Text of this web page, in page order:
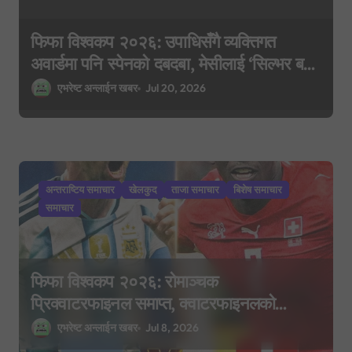
फिफा विश्वकप २०२६: उपाधिसँगै व्यक्तिगत
अवार्डमा पनि स्पेनको दबदबा, मेसीलाई ‘सिल्भर बल’
र एम्बाप्पेलाई ‘गोल्डेन बुट’
एभरेष्ट अन्लाईन खबर Jul 20, 2026
अन्तराष्टिय समाचार खेलकुद ताजा समाचार
बिशेष समाचार
समाचार
फिफा विश्वकप २०२६: रोमाञ्चक
प्रिक्वाटरफाइनल समाप्त, क्वाटरफाइनलको
समीकरण पूरा
एभरेष्ट अन्लाईन खबर Jul 8, 2026